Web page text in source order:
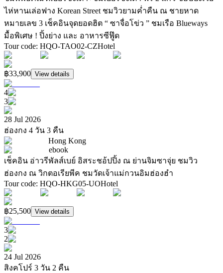
ไห่หานเล่อฟาง Korean Street ชมวิวยามค่ำคืน ณ ชายหาด
หมายเลข 3 เช็คอินจุดยอดฮิต “ ซาจื่อโข่ว ” ชมเรือ Blueways
มื้อพิเศษ ! ปิ้งย่าง และ อาหารซีฟู๊ด
Tour code: HQO-TAO02-CZHotel
฿33,900 View details
4
3
28 Jul 2026
ฮ่องกง 4 วัน 3 คืน
Hong Kong
ebook
เช็คอิน อ่าวรีพัลส์เบย์ อิสระชอ้ปปิ้ง ณ ย่านจิมซาจุ่ย ชมวิว
ฮ่องกง ณ วิกตอเรียพีค ชมวัดเจ้าแม่กวนอิมฮ่องฮำ
Tour code: HQO-HKG05-UOHotel
฿25,500 View details
3
2
24 Jul 2026
สิงคโปร์ 3 วัน 2 คืน